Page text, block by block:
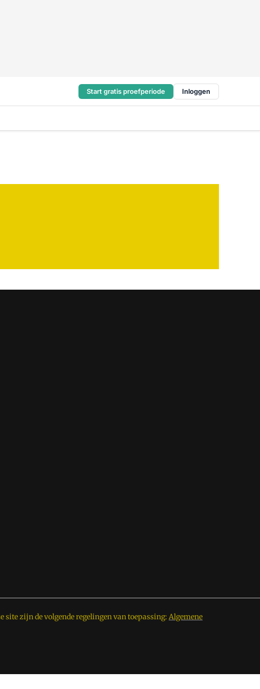
Start gratis proefperiode Inloggen
site zijn de volgende regelingen van toepassing: Algemene